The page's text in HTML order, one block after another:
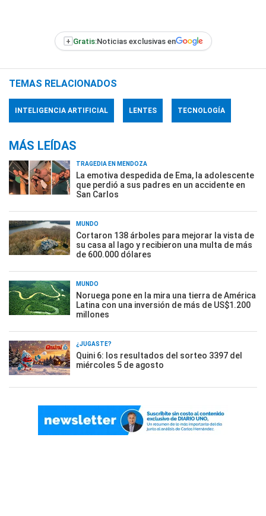
+ Gratis:Noticias exclusivas en
TEMAS RELACIONADOS
INTELIGENCIA ARTIFICIAL LENTES TECNOLOGÍA
MÁS LEÍDAS
TRAGEDIA EN MENDOZA
La emotiva despedida de Ema, la adolescente
que perdió a sus padres en un accidente en
San Carlos
MUNDO
Cortaron 138 árboles para mejorar la vista de
su casa al lago y recibieron una multa de más
de 600.000 dólares
MUNDO
Noruega pone en la mira una tierra de América
Latina con una inversión de más de US$1.200
millones
¿JUGASTE?
Quini 6: los resultados del sorteo 3397 del
miércoles 5 de agosto